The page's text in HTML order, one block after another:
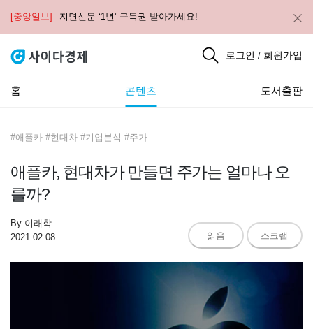
[중앙일보] 지면신문 ‘1년’ 구독권 받아가세요!
로그인 / 회원가입
홈 콘텐츠 도서출판
#애플카 #현대차 #기업분석 #주가
애플카, 현대차가 만들면 주가는 얼마나 오
를까?
By 이래학
2021.02.08
읽음 스크랩